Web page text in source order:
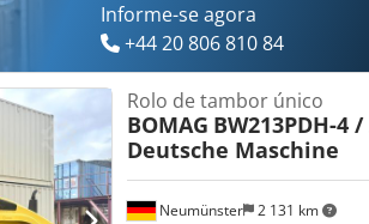
Informe-se agora
+44 20 806 810 84
Neumünster 2 131 km
Rolo de tambor único
BOMAG BW213PDH-4 /
Deutsche Maschine